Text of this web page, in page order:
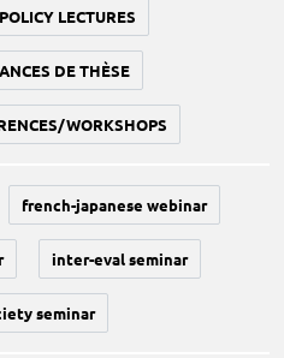
POLICY LECTURES
DE THÈSE
WORKSHOPS
french-japanese webinar
inter-eval seminar
seminar